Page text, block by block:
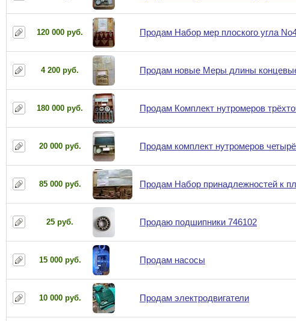
120 000 руб. Продам Набор мер плоского угла
4 200 руб. Продам новые Меры длины
180 000 руб. Продам Комплект нутромеров
20 000 руб. Продам комплект нутромеров
85 000 руб. Продам Набор принадлежностей к
25 руб. Продаю подшипники 746102
15 000 руб. Продам насосы
10 000 руб. Продам электродвигатели